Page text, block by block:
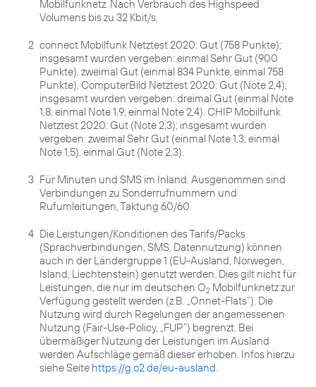
Mobilfunknetz. Nach Verbrauch des Highspeed
Volumens bis zu 32 Kbit/s.
2 connect Mobilfunk Netztest 2020: Gut (758 Punkte);
insgesamt wurden vergeben: einmal Sehr Gut (900
Punkte), zweimal Gut (einmal 834 Punkte, einmal 758
Punkte). ComputerBild Netztest 2020: Gut (Note 2,4);
insgesamt wurden vergeben: dreimal Gut (einmal Note
1,8; einmal Note 1,9; einmal Note 2,4). CHIP Mobilfunk
Netztest 2020: Gut (Note 2,3); insgesamt wurden
vergeben: zweimal Sehr Gut (einmal Note 1,3; einmal
Note 1,5), einmal Gut (Note 2,3).
3 Für Minuten und SMS im Inland. Ausgenommen sind
Verbindungen zu Sonderrufnummern und
Rufumleitungen, Taktung 60/60.
4 Die Leistungen/Konditionen des Tarifs/Packs
(Sprachverbindungen, SMS, Datennutzung) können
auch in der Ländergruppe 1 (EU-Ausland, Norwegen,
Island, Liechtenstein) genutzt werden. Dies gilt nicht für
Leistungen, die nur im deutschen O2 Mobilfunknetz zur
Verfügung gestellt werden (z.B. „Onnet-Flats“). Die
Nutzung wird durch Regelungen der angemessenen
Nutzung (Fair-Use-Policy, „FUP“) begrenzt. Bei
übermäßiger Nutzung der Leistungen im Ausland
werden Aufschläge gemäß dieser erhoben. Infos hierzu
siehe Seite https://g.o2.de/eu-ausland